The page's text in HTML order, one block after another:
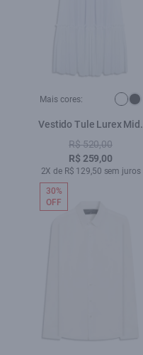
Mais cores:
Vestido Tule Lurex Midi
Branco
R$ 520,00
R$ 259,00
2X de R$ 129,50 sem juros
30%
OFF